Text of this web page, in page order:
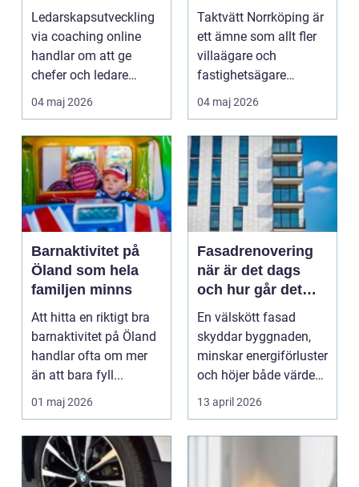
ledarskap
Ledarskapsutveckling
via coaching online
handlar om att ge
chefer och ledare
förutsättning...
04 maj 2026
friskt längre
Taktvätt Norrköping är
ett ämne som allt fler
villaägare och
fastighetsägare
intresserar sig för när...
04 maj 2026
Barnaktivitet på
Öland som hela
familjen minns
Att hitta en riktigt bra
barnaktivitet på Öland
handlar ofta om mer
än att bara fyll...
01 maj 2026
Fasadrenovering
när är det dags
och hur går det
till?
En välskött fasad
skyddar byggnaden,
minskar energiförluster
och höjer både värde
och trivsel. Samti...
13 april 2026